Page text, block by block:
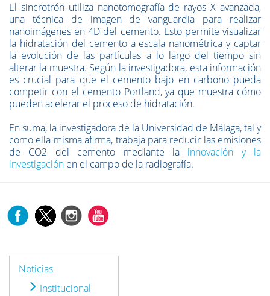
El sincrotrón utiliza nanotomografía de rayos X avanzada,
una técnica de imagen de vanguardia para realizar
nanoimágenes en 4D del cemento. Esto permite visualizar
la hidratación del cemento a escala nanométrica y captar
la evolución de las partículas a lo largo del tiempo sin
alterar la muestra. Según la investigadora, esta información
es crucial para que el cemento bajo en carbono pueda
competir con el cemento Portland, ya que muestra cómo
pueden acelerar el proceso de hidratación.
En suma, la investigadora de la Universidad de Málaga, tal y
como ella misma afirma, trabaja para reducir las emisiones
de CO2 del cemento mediante la innovación y la
investigación en el campo de la radiografía.
Noticias
Institucional